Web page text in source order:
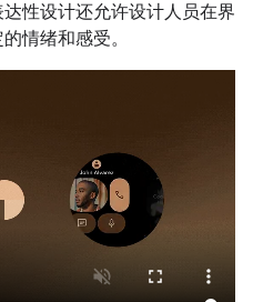
性设计还允许设计人员在界
情绪和感受。